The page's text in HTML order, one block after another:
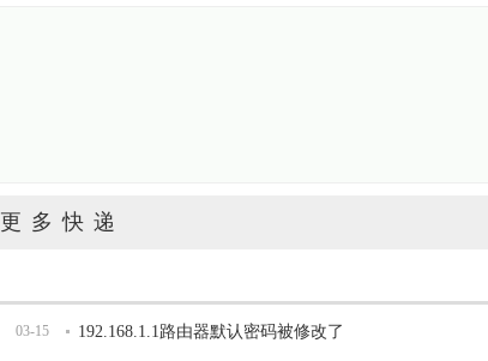
更多快递
03-15 192.168.1.1路由器默认密码被修改了